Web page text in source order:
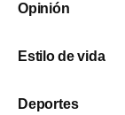
Opinión
Estilo de vida
Deportes